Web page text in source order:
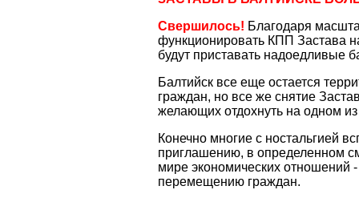
Свершилось! Благодаря
функционировать КПП Застава
будут приставать надоедливые
Балтийск все еще остается
граждан, но все же снятие
желающих отдохнуть на одном
Конечно многие с ностальгией
приглашению, в определенном
мире экономических отношений
перемещению граждан.